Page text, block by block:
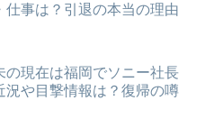
仕事は？引退の本当の理由
の現在は福岡でソニー社長
況や目撃情報は？復帰の噂